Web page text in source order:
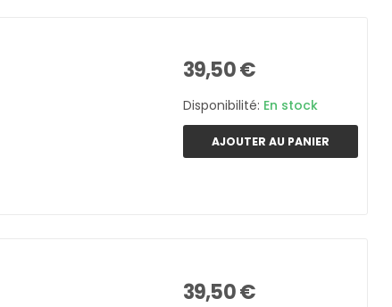
39,50 €
Disponibilité: En stock
AJOUTER AU PANIER
39,50 €